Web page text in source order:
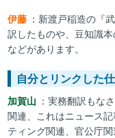
伊藤 ：新渡戸稲造の『
訳したものや、豆知識本
などがあります。
自分とリンクした
加賀山 ：実務翻訳もな
関連、これはニュース
ティング関連、官公庁